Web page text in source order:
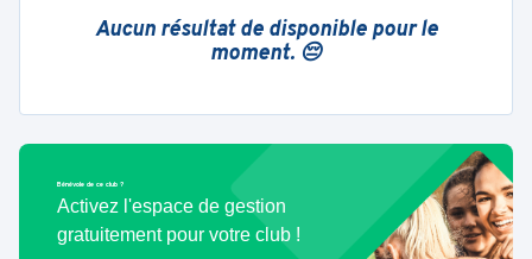
Aucun résultat de disponible pour le
moment. 😔
Bénévole de ce club ?
Activez l'espace de gestion
gratuitement pour votre club !